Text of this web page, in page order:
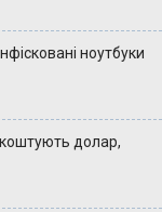
ноутбуки
коштують долар,